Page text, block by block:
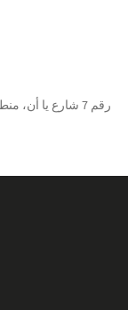
رقم 7 شارع يا